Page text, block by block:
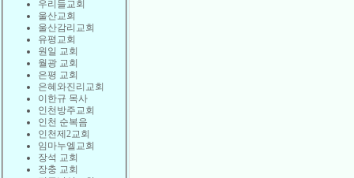
우리들교회
울산교회
울산감리교회
유평교회
원일 교회
월광 교회
은평 교회
은혜와진리교회
이한규 목사
인천방주교회
인천 순복음
인천제2교회
임마누엘교회
장석 교회
장충 교회